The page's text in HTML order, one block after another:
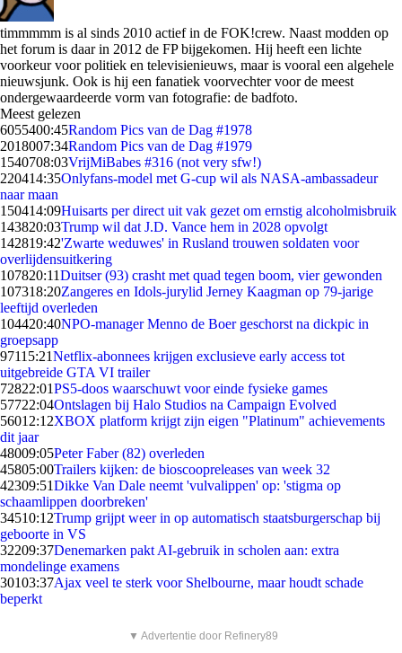
timmmmm is al sinds 2010 actief in de FOK!crew. Naast modden op
het forum is daar in 2012 de FP bijgekomen. Hij heeft een lichte
voorkeur voor politiek en televisienieuws, maar is vooral een algehele
nieuwsjunk. Ook is hij een fanatiek voorvechter voor de meest
ondergewaardeerde vorm van fotografie: de badfoto.
Meest gelezen
6055400:45Random Pics van de Dag #1978
2018007:34Random Pics van de Dag #1979
1540708:03VrijMiBabes #316 (not very sfw!)
220414:35Onlyfans-model met G-cup wil als NASA-ambassadeur
naar maan
150414:09Huisarts per direct uit vak gezet om ernstig alcoholmisbruik
143820:03Trump wil dat J.D. Vance hem in 2028 opvolgt
142819:42'Zwarte weduwes' in Rusland trouwen soldaten voor
overlijdensuitkering
107820:11Duitser (93) crasht met quad tegen boom, vier gewonden
107318:20Zangeres en Idols-jurylid Jerney Kaagman op 79-jarige
leeftijd overleden
104420:40NPO-manager Menno de Boer geschorst na dickpic in
groepsapp
97115:21Netflix-abonnees krijgen exclusieve early access tot
uitgebreide GTA VI trailer
72822:01PS5-doos waarschuwt voor einde fysieke games
57722:04Ontslagen bij Halo Studios na Campaign Evolved
56012:12XBOX platform krijgt zijn eigen "Platinum" achievements
dit jaar
48009:05Peter Faber (82) overleden
45805:00Trailers kijken: de bioscoopreleases van week 32
42309:51Dikke Van Dale neemt 'vulvalippen' op: 'stigma op
schaamlippen doorbreken'
34510:12Trump grijpt weer in op automatisch staatsburgerschap bij
geboorte in VS
32209:37Denemarken pakt AI-gebruik in scholen aan: extra
mondelinge examens
30103:37Ajax veel te sterk voor Shelbourne, maar houdt schade
beperkt
▼ Advertentie door Refinery89